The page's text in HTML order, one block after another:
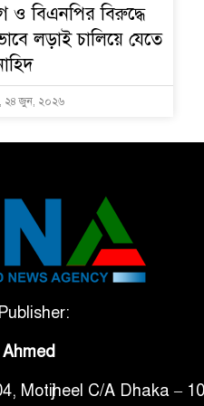
ও বিএনপির বিরুদ্ধে
লড়াই চালিয়ে যেতে
২৪ জুন, ২০২৬
Motijheel C/A Dhaka –